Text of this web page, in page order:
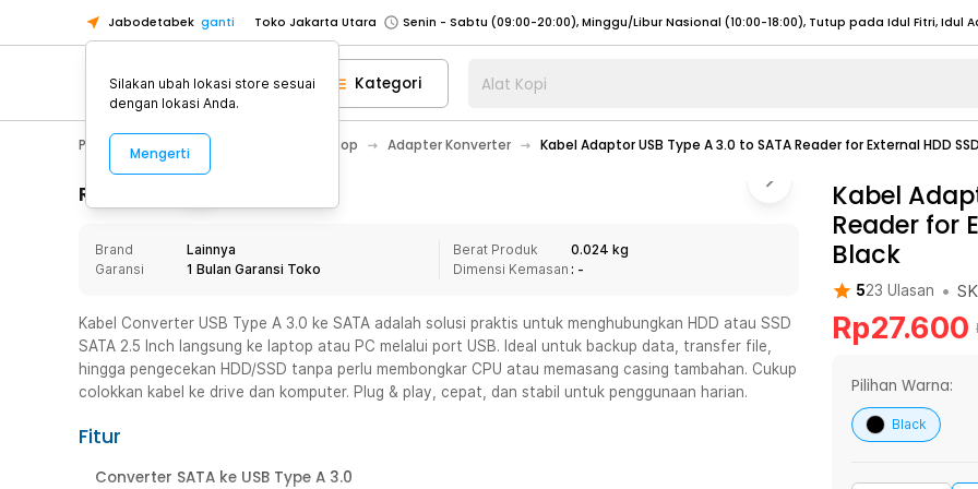
Jabodetabek ganti Toko Jakarta Utara
Toko Tangerang
Toko Cikupa
Pick n Go Jakarta Barat
Senin - Jumat (07:00 - 20:00), Sabtu - Minggu (08:00 - 20:00), Tutup pada Idul Fitri
Pick n Go Bekasi
Senin - Jumat (08:00 - 20:00), Sabtu - Minggu/ Libur Nasional (08:00 - 17:00) Selengkapnya
Senin - Jumat (08:00 - 20:00), Sabtu - Minggu/ Libur Nasional (08:00 - 17:00) Selengkapnya
Senin - Sabtu (09:00-20:00), Minggu/Libur Nasional (12:00-20:00), Tutup pada Idul Fitri
Senin - Sabtu (09:00-20:00), Minggu/Libur Nasional (12:00-20:00), Tutup pada Idul Fitri
Toko Tangerang
Toko Cikupa
Pick n Go Jakarta Barat
Senin - Jumat (07:00 - 20:00), Sabtu - Minggu (08:00 - 20:00), Tutup pada Idul Fitri
Senin - Jumat (08:00 - 20:00), Sabtu - Minggu/ Libur Nasional (08:00 - 17:00) Selengkapnya
Kategori Alat Kopi
PC & Laptop Kabel Komputer / Laptop Adapter Konverter Kabel Adaptor USB Type A 3.0 to SATA Reader for External HDD
Rincian Produk
Brand
Lainnya
Garansi
1 Bulan Garansi Toko
Berat Produk
0.024 kg
Dimensi Kemasan : -
Kabel Converter USB Type A 3.0 ke SATA adalah solusi praktis untuk menghubungkan HDD atau SSD
SATA 2.5 Inch langsung ke laptop atau PC melalui port USB. Ideal untuk backup data, transfer file,
hingga pengecekan HDD/SSD tanpa perlu membongkar CPU atau memasang casing tambahan. Cukup
colokkan kabel ke drive dan komputer. Plug & play, cepat, dan stabil untuk penggunaan harian.
Fitur
Converter SATA ke USB Type A 3.0
Kabel
Reader for
Black
523 Ulasan •
Rp27.600
Pilihan Warna:
Black
Silakan ubah lokasi store sesuai
dengan lokasi Anda.
Mengerti